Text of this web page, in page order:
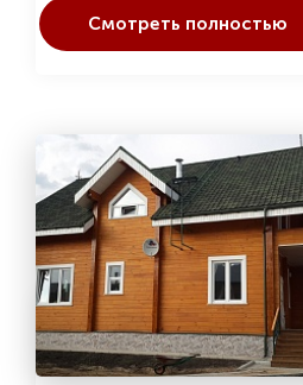
Смотреть полностью